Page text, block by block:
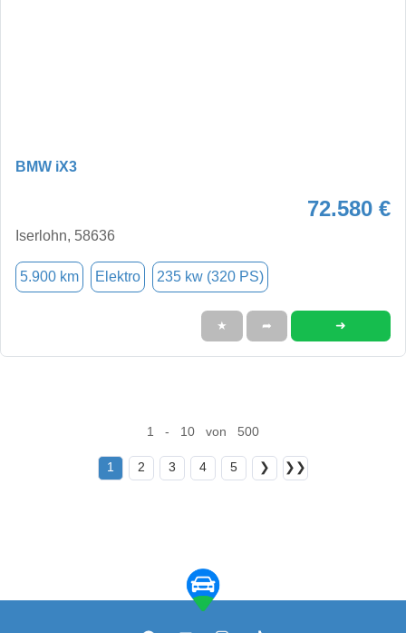
BMW iX3
72.580 €
Iserlohn, 58636
5.900 km Elektro 235 kw (320 PS)
★ ➦ ➜
1 - 10 von 500
1 2 3 4 5 ❯ ❯❯